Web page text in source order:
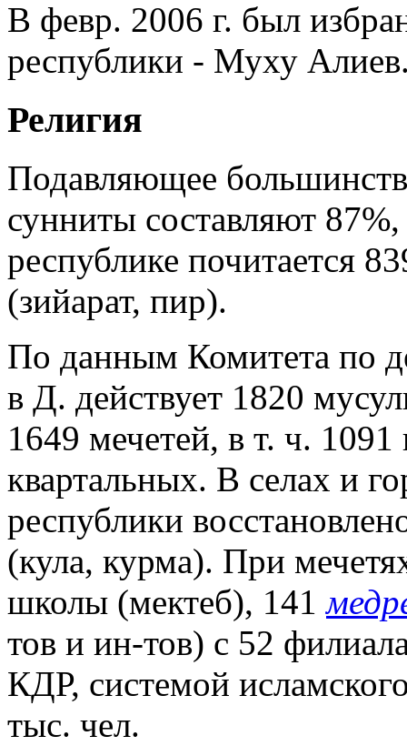
В февр. 2006 г. был
республики - Муху
Религия
Подавляющее
сунниты составляют
республике почитается
(зийарат, пир).
По данным Комитета по
в Д. действует 1820
1649 мечетей, в т. ч.
квартальных. В селах и
республики
(кула, курма). При
школы (мектеб), 141
тов и ин-тов) с 52
КДР, системой
тыс. чел.